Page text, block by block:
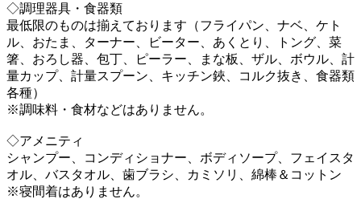
◇調理器具・食器類
最低限のものは揃えております（フライパン、ナベ、ケト
ル、おたま、ターナー、ビーター、あくとり、トング、菜
箸、おろし器、包丁、ピーラー、まな板、ザル、ボウル、計
量カップ、計量スプーン、キッチン鋏、コルク抜き、食器類
各種）
※調味料・食材などはありません。
◇アメニティ
シャンプー、コンディショナー、ボディソープ、フェイスタ
オル、バスタオル、歯ブラシ、カミソリ、綿棒＆コットン
※寝間着はありません。